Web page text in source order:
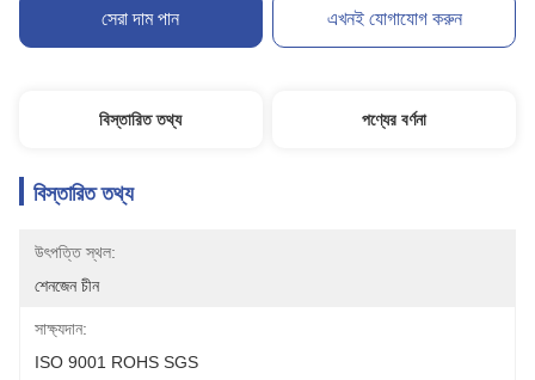
সেরা দাম পান এখনই যোগাযোগ করুন
বিস্তারিত তথ্য পণ্যের বর্ণনা
বিস্তারিত তথ্য
উৎপত্তি স্থল:
শেনজেন চীন
সাক্ষ্যদান:
ISO 9001 ROHS SGS